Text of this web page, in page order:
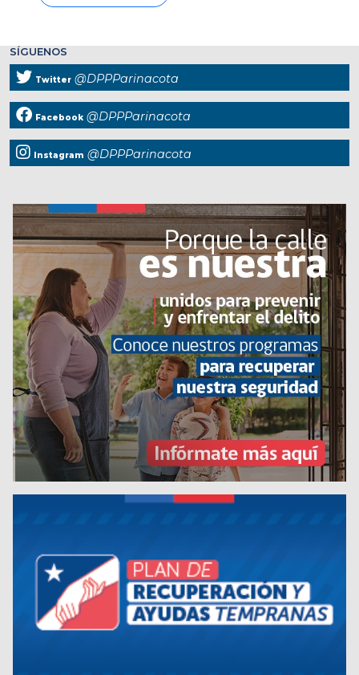
SÍGUENOS
Twitter @DPPParinacota
Facebook @DPPParinacota
Instagram @DPPParinacota